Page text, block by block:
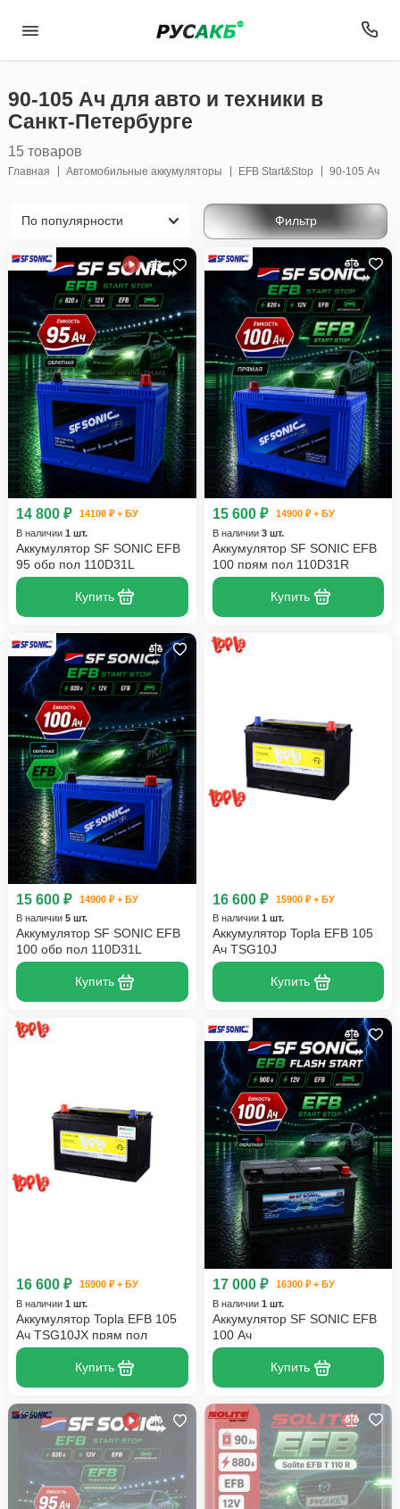
90-105 Ач для авто и техники в
Санкт-Петербурге
15 товаров
Главная Автомобильные аккумуляторы EFB Start&Stop 90-105 Ач
Фильтр
14 800 ₽
14100 ₽ + БУ
В наличии 1 шт.
Аккумулятор SF SONIC EFB
95 обр пол 110D31L
Купить
15 600 ₽
14900 ₽ + БУ
В наличии 3 шт.
Аккумулятор SF SONIC EFB
100 прям пол 110D31R
Купить
15 600 ₽
14900 ₽ + БУ
В наличии 5 шт.
Аккумулятор SF SONIC EFB
100 обр пол 110D31L
Купить
16 600 ₽
15900 ₽ + БУ
В наличии 1 шт.
Аккумулятор Topla EFB 105
Ач TSG10J
Купить
16 600 ₽
15900 ₽ + БУ
В наличии 1 шт.
Аккумулятор Topla EFB 105
Ач TSG10JX прям пол
Купить
17 000 ₽
16300 ₽ + БУ
В наличии 1 шт.
Аккумулятор SF SONIC EFB
100 Ач
Купить